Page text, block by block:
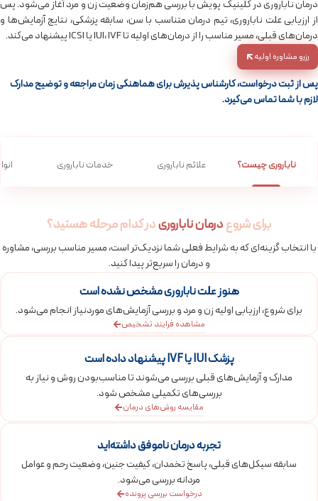
درمان ناباروری در کلینیک پویش با بررسی هم‌زمان وضعیت زن و مرد آغاز می‌شود. پس
از ارزیابی علت ناباروری، تیم درمان متناسب با سن، سابقه پزشکی، نتایج آزمایش‌ها و
درمان‌های قبلی، مسیر مناسب را از درمان‌های اولیه تا IUI، IVF یا ICSI پیشنهاد می‌کند.
رزرو مشاوره اولیه
پس از ثبت درخواست، کارشناس پذیرش برای هماهنگی زمان مراجعه و توضیح مدارک
لازم با شما تماس می‌گیرد.
ناباروری چیست؟ علائم ناباروری خدمات ناباروری
برای شروعدرمان ناباروریدر کدام مرحله هستید؟
با انتخاب گزینه‌ای که به شرایط فعلی شما نزدیک‌تر است، مسیر مناسب بررسی، مشاوره
و درمان را سریع‌تر پیدا کنید.
هنوز علت ناباروری مشخص نشده است
برای شروع، ارزیابی اولیه زن و مرد و بررسی آزمایش‌های موردنیاز انجام می‌شود.
مشاهده فرایند تشخیص
پزشک IUI یا IVF پیشنهاد داده است
مدارک و آزمایش‌های قبلی بررسی می‌شوند تا مناسب‌بودن روش و نیاز به
بررسی‌های تکمیلی مشخص شود.
مقایسه روش‌های درمان
تجربه درمان ناموفق داشته‌اید
سابقه سیکل‌های قبلی، پاسخ تخمدان، کیفیت جنین، وضعیت رحم و عوامل
مردانه بررسی می‌شود.
درخواست بررسی پرونده